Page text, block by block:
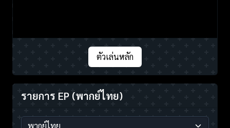
ตัวเล่นหลัก
รายการ EP (พากย์ไทย)